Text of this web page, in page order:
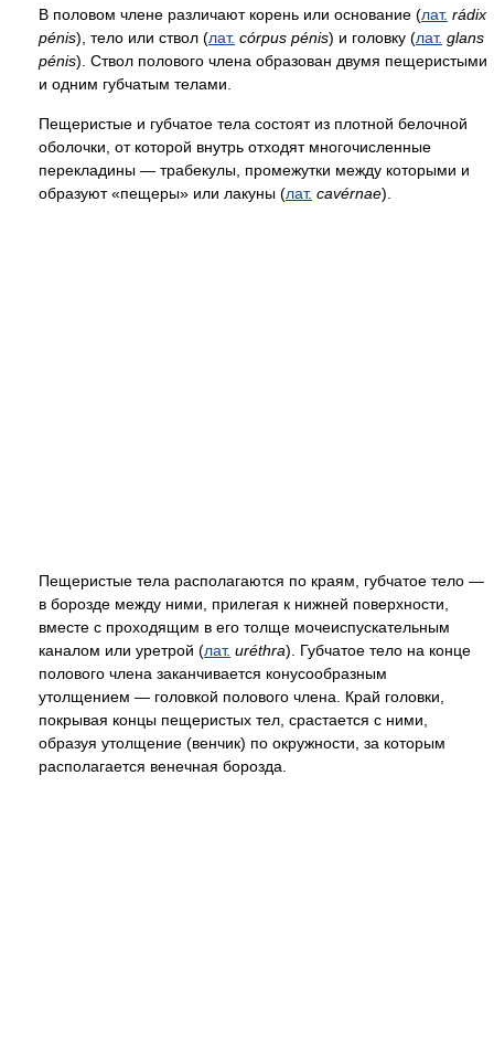
В половом члене различают корень или основание (лат. rádix
pénis), тело или ствол (лат. córpus pénis) и головку (лат. glans
pénis). Ствол полового члена образован двумя пещеристыми
и одним губчатым телами.
Пещеристые и губчатое тела состоят из плотной белочной
оболочки, от которой внутрь отходят многочисленные
перекладины — трабекулы, промежутки между которыми и
образуют «пещеры» или лакуны (лат. cavérnae).
Пещеристые тела располагаются по краям, губчатое тело —
в борозде между ними, прилегая к нижней поверхности,
вместе с проходящим в его толще мочеиспускательным
каналом или уретрой (лат. uréthra). Губчатое тело на конце
полового члена заканчивается конусообразным
утолщением — головкой полового члена. Край головки,
покрывая концы пещеристых тел, срастается с ними,
образуя утолщение (венчик) по окружности, за которым
располагается венечная борозда.